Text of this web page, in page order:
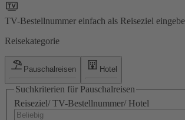
TV-Bestellnummer einfach als Reiseziel
Reisekategorie
Pauschalreisen Hotel
Suchkriterien für Pauschalreisen
Reiseziel/ TV-Bestellnummer/ Hotel